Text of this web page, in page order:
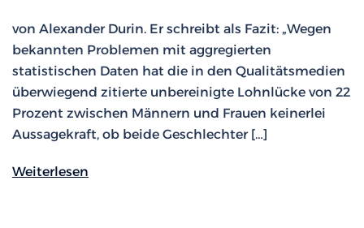
von Alexander Durin. Er schreibt als Fazit: „Wegen
bekannten Problemen mit aggregierten
statistischen Daten hat die in den Qualitätsmedien
überwiegend zitierte unbereinigte Lohnlücke von 22
Prozent zwischen Männern und Frauen keinerlei
Aussagekraft, ob beide Geschlechter […]
Weiterlesen